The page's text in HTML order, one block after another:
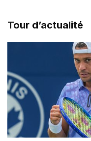
Tour d’actualité